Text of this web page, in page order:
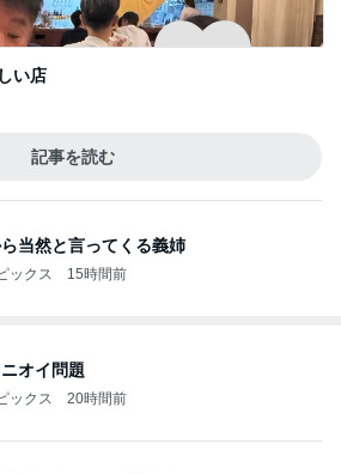
い店
記事を読む
当然と言ってくる義姉
ックス 15時間前
オイ問題
ックス 20時間前